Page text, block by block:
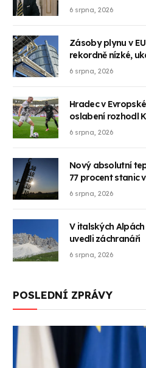
6 srpna, 2026
Zásoby plynu v
rekordně nízké,
6 srpna, 2026
Hradec v
oslabení rozhodl
6 srpna, 2026
Nový absolutní
77 procent stanic v
6 srpna, 2026
V italských
uvedli záchranáři
6 srpna, 2026
POSLEDNÍ ZPRÁVY